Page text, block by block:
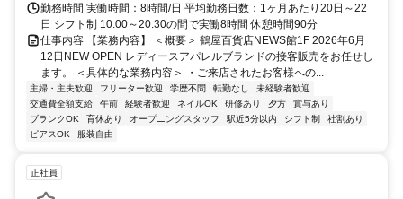
勤務時間 実働時間：8時間/日 平均勤務日数：1ヶ月あたり20日～22
日 シフト制 10:00～20:30の間で実働8時間 休憩時間90分
仕事内容 【業務内容】 ＜概要＞ 鶴屋百貨店NEWS館1F 2026年6月
12日NEW OPEN レディースアパレルブランドの接客販売をお任せし
ます。 ＜具体的な業務内容＞ ・ご来店されたお客様への...
主婦・主夫歓迎 フリーター歓迎 学歴不問 転勤なし
未経験者歓迎
交通費全額支給
午前 経験者歓迎 ネイルOK 研修あり 夕方
賞与あり
ブランクOK
育休あり オープニングスタッフ 駅近5分以内 シフト制
社割あり
ピアスOK
服装自由
正社員